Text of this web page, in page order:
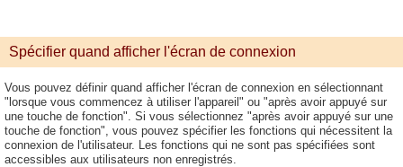
Spécifier quand afficher l'écran de connexion
Vous pouvez définir quand afficher l'écran de connexion en sélectionnant
"lorsque vous commencez à utiliser l'appareil" ou "après avoir appuyé sur
une touche de fonction". Si vous sélectionnez "après avoir appuyé sur une
touche de fonction", vous pouvez spécifier les fonctions qui nécessitent la
connexion de l'utilisateur. Les fonctions qui ne sont pas spécifiées sont
accessibles aux utilisateurs non enregistrés.